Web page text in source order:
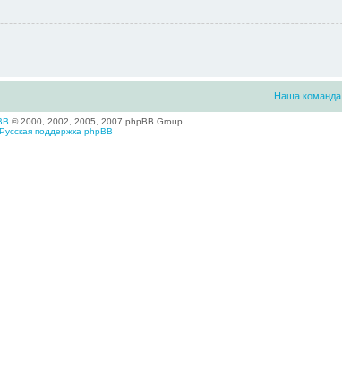
Наша команда
© 2000, 2002, 2005, 2007 phpBB Group
Русская поддержка phpBB